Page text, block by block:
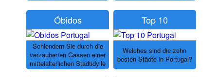
Óbidos
Schlendern Sie durch die
verzauberten Gassen einer
mittelalterlichen Stadtidylle
Top 10
Welches sind die zehn
besten Städte in Portugal?